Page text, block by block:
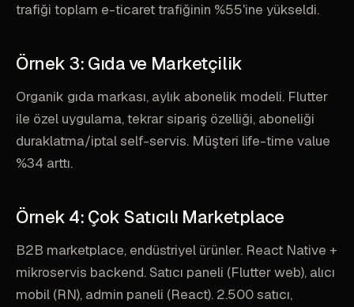
trafiği toplam e-ticaret trafiğinin %55'ine yükseldi.
Örnek 3: Gıda ve Marketçilik
Organik gıda markası, aylık abonelik modeli. Flutter
ile özel uygulama, tekrar sipariş özelliği, aboneliği
duraklatma/iptal self-servis. Müşteri life-time value
%34 arttı.
Örnek 4: Çok Satıcılı Marketplace
B2B marketplace, endüstriyel ürünler. React Native +
mikroservis backend. Satıcı paneli (Flutter web), alıcı
mobil (RN), admin paneli (React). 2.500 satıcı,